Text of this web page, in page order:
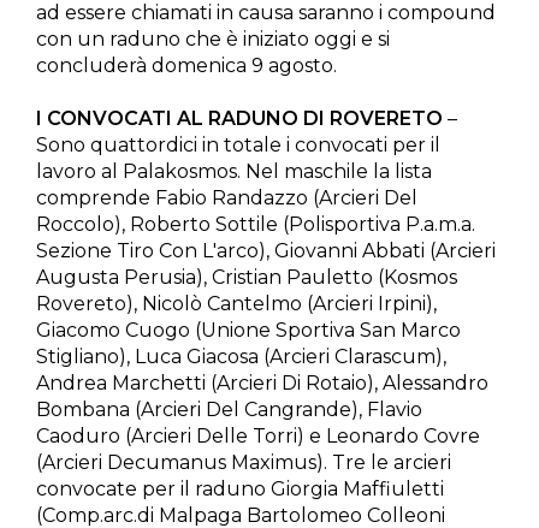
ad essere chiamati in causa saranno i compound
con un raduno che è iniziato oggi e si
concluderà domenica 9 agosto.
I CONVOCATI AL RADUNO DI ROVERETO –
Sono quattordici in totale i convocati per il
lavoro al Palakosmos. Nel maschile la lista
comprende Fabio Randazzo (Arcieri Del
Roccolo), Roberto Sottile (Polisportiva P.a.m.a.
Sezione Tiro Con L'arco), Giovanni Abbati (Arcieri
Augusta Perusia), Cristian Pauletto (Kosmos
Rovereto), Nicolò Cantelmo (Arcieri Irpini),
Giacomo Cuogo (Unione Sportiva San Marco
Stigliano), Luca Giacosa (Arcieri Clarascum),
Andrea Marchetti (Arcieri Di Rotaio), Alessandro
Bombana (Arcieri Del Cangrande), Flavio
Caoduro (Arcieri Delle Torri) e Leonardo Covre
(Arcieri Decumanus Maximus). Tre le arcieri
convocate per il raduno Giorgia Maffiuletti
(Comp.arc.di Malpaga Bartolomeo Colleoni